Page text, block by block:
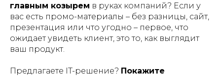
главным козырем в руках компаний? Если у
вас есть промо-материалы – без разницы, сайт,
презентация или что угодно – первое, что
ожидает увидеть клиент, это то, как выглядит
ваш продукт.
Предлагаете IT-решение? Покажите